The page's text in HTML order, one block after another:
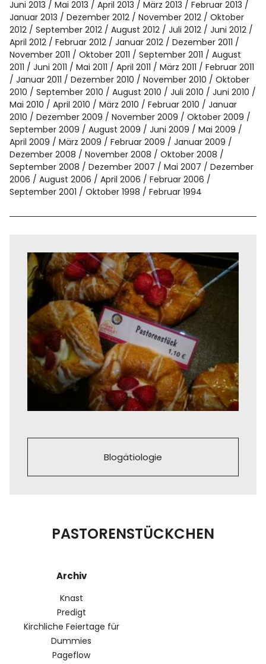
Juni 2013
Mai 2013 April 2013 März 2013
Februar 2013
Januar 2013
Dezember 2012 November 2012
Oktober
2012
September 2012 August 2012 Juli 2012
Juni 2012
April 2012
Februar 2012 Januar 2012
Dezember 2011
November 2011
Oktober 2011 September 2011
August
2011
Juni 2011 Mai 2011 April 2011 März 2011
Februar 2011
Januar 2011
Dezember 2010 November 2010
Oktober
2010
September 2010 August 2010 Juli 2010
Juni 2010
Mai 2010
April 2010 März 2010 Februar 2010
Januar
2010
Dezember 2009 November 2009
Oktober 2009
September 2009
August 2009 Juni 2009
Mai 2009
April 2009
März 2009 Februar 2009
Januar 2009
Dezember 2008
November 2008
Oktober 2008
September 2008
Dezember 2007 Mai 2007
Dezember
2006
August 2006 April 2006
Februar 2006
September 2001
Oktober 1998 Februar 1994
Blogätiologie
PASTORENSTÜCKCHEN
Archiv
Knast
Predigt
Kirchliche Feiertage für
Dummies
Pageflow